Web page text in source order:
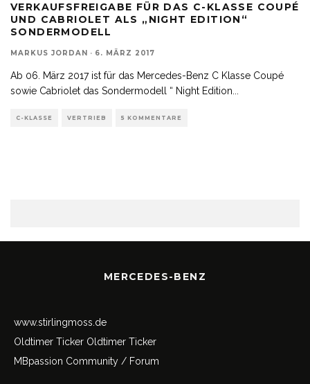
VERKAUFSFREIGABE FÜR DAS C-KLASSE COUPÉ
UND CABRIOLET ALS „NIGHT EDITION“
SONDERMODELL
MARKUS JORDAN · 6. MÄRZ 2017
Ab 06. März 2017 ist für das Mercedes-Benz C Klasse Coupé
sowie Cabriolet das Sondermodell “ Night Edition
C-KLASSE VERTRIEB 5 KOMMENTARE
MERCEDES-BENZ
www.stirlingmoss.de
Oldtimer Ticker Oldtimer Ticker
MBpassion Community / Forum